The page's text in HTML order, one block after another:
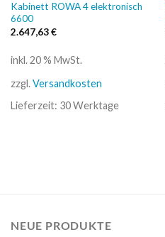
Kabinett ROWA 4 elektronisch
6600
2.647,63€
inkl. 20 % MwSt.
zzgl.Versandkosten
Lieferzeit: 30 Werktage
NEUE PRODUKTE